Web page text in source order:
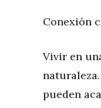
Conexión
Vivir en
pueden